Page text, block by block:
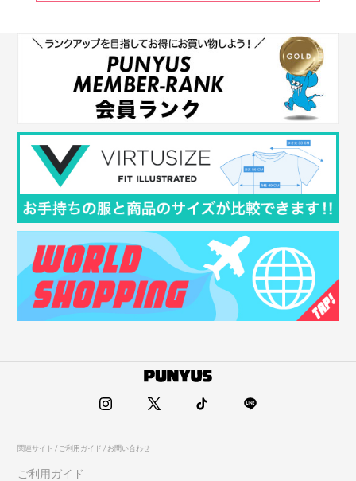
関連サイト / ご利用ガイド / お問い合わせ
ご利用ガイド